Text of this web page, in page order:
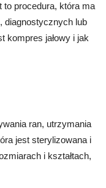
to procedura, która ma
diagnostycznych lub
kompres jałowy i jak
ran, utrzymania
jest sterylizowana i
i kształtach,